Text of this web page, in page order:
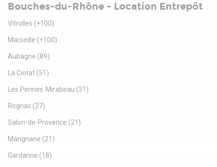
Bouches-du-Rhône - Location Entrepôt
Vitrolles (+100)
Marseille (+100)
Aubagne (89)
La Ciotat (51)
Les Pennes-Mirabeau (31)
Rognac (27)
Salon-de-Provence (21)
Marignane (21)
Gardanne (18)